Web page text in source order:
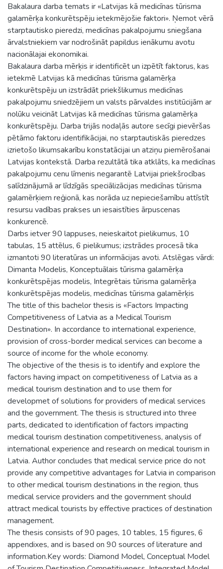
Bakalaura darba temats ir «Latvijas kā medicīnas tūrisma
galamērķa konkurētspēju ietekmējošie faktori». Ņemot vērā
starptautisko pieredzi, medicīnas pakalpojumu sniegšana
ārvalstniekiem var nodrošināt papildus ienākumu avotu
nacionālajai ekonomikai.
Bakalaura darba mērķis ir identificēt un izpētīt faktorus, kas
ietekmē Latvijas kā medicīnas tūrisma galamērķa
konkurētspēju un izstrādāt priekšlikumus medicīnas
pakalpojumu sniedzējiem un valsts pārvaldes institūcijām ar
nolūku veicināt Latvijas kā medicīnas tūrisma galamērķa
konkurētspēju. Darba trijās nodaļās autore secīgi pievēršas
pētāmo faktoru identifikācijai, no starptautiskās pieredzes
izrietošo likumsakarību konstatācijai un atziņu piemērošanai
Latvijas kontekstā. Darba rezultātā tika atklāts, ka medicīnas
pakalpojumu cenu līmenis negarantē Latvijai priekšrocības
salīdzinājumā ar līdzīgās speciālizācijas medicīnas tūrisma
galamērķiem reģionā, kas norāda uz nepieciešamību attīstīt
resursu vadības prakses un iesaistīties ārpuscenas
konkurencē.
Darbs ietver 90 lappuses, neieskaitot pielikumus, 10
tabulas, 15 attēlus, 6 pielikumus; izstrādes procesā tika
izmantoti 90 literatūras un informācijas avoti. Atslēgas vārdi:
Dimanta Modelis, Konceptuālais tūrisma galamērķa
konkurētspējas modelis, Integrētais tūrisma galamērķa
konkurētspējas modelis, medicīnas tūrisma galamērķis
The title of this bachelor thesis is «Factors Impacting
Competitiveness of Latvia as a Medical Tourism
Destination». In accordance to international experience,
provision of cross-border medical services can become a
source of income for the whole economy.
The objective of the thesis is to identify and explore the
factors having impact on competitiveness of Latvia as a
medical tourism destination and to use them for
developmet of solutions for providers of medical services
and the government. The thesis is structured into three
parts, dedicated to identification of factors impacting
medical tourism destination competitiveness, analysis of
international experience and research on medical tourism in
Latvia. Author concludes that medical service price do not
provide any competitive advantages for Latvia in comparison
to other medical tourism destinations in the region, thus
medical service providers and the government should
attract medical tourists by effective practices of destination
management.
The thesis consists of 90 pages, 10 tables, 15 figures, 6
appendixes, and is based on 90 sources of literature and
information.Key words: Diamond Model, Conceptual Model